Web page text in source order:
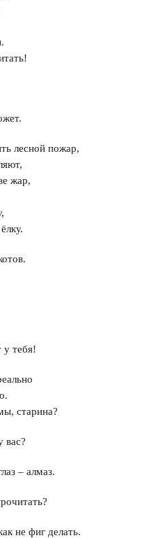
лесной пожар,
жар,
тебя!
старина?
вас?
– алмаз.
не фиг делать.